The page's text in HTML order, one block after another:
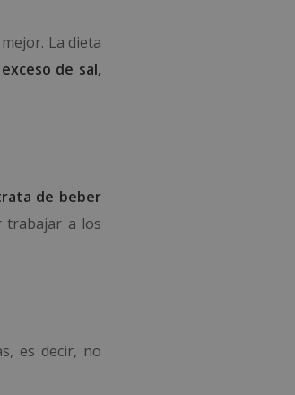
La dieta
de sal,
de beber
trabajar a los
es decir, no